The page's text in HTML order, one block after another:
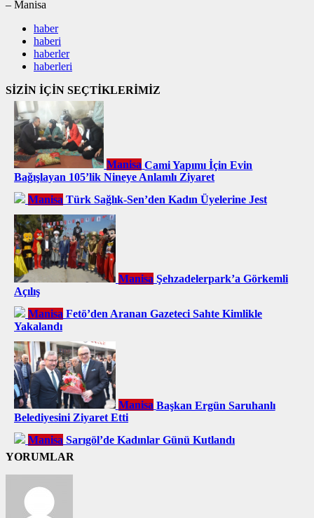
– Manisa
haber
haberi
haberler
haberleri
SİZİN İÇİN SEÇTİKLERİMİZ
Manisa Cami Yapımı İçin Evin
Bağışlayan 105’lik Nineye Anlamlı Ziyaret
Manisa Türk Sağlık-Sen’den Kadın Üyelerine Jest
Manisa Şehzadelerpark’a Görkemli
Açılış
Manisa Fetö’den Aranan Gazeteci Sahte Kimlikle
Yakalandı
Manisa Başkan Ergün Saruhanlı
Belediyesini Ziyaret Etti
Manisa Sarıgöl’de Kadınlar Günü Kutlandı
YORUMLAR